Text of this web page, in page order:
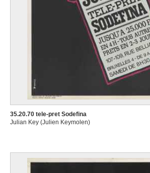
35.20.70 tele-pret Sodefina
Julian Key (Julien Keymolen)